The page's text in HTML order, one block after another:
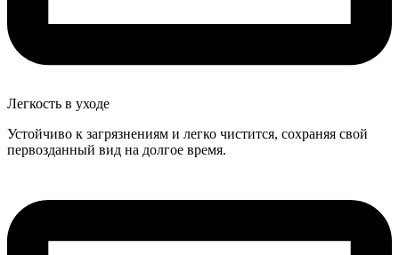
Легкость в уходе
Устойчиво к загрязнениям и легко чистится, сохраняя свой
первозданный вид на долгое время.